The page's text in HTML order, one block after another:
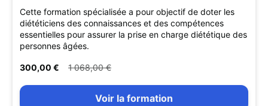
Cette formation spécialisée a pour objectif de doter les
diététiciens des connaissances et des compétences
essentielles pour assurer la prise en charge diététique des
personnes âgées.
300,00 € 1 068,00 €
Voir la formation